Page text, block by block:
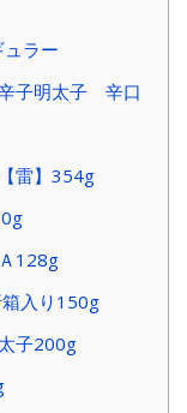
ラー
子明太子 辛口
雷】354g
128g
入り150g
子200g